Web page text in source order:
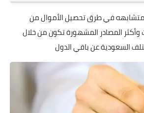
في طرق تحصيل الأموال من
المصادر المشهورة تكون من خلال
السعودية عن باقي الدول